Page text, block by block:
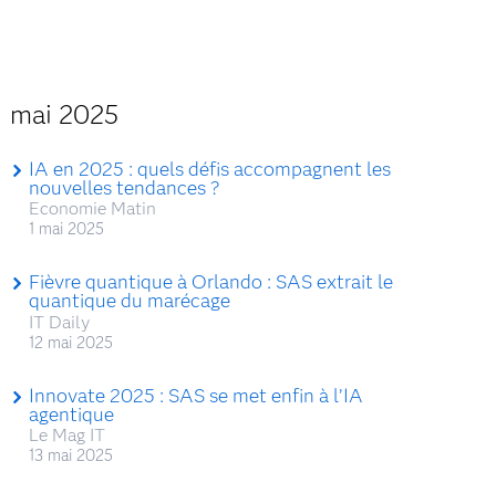
mai 2025
IA en 2025 : quels défis accompagnent les
nouvelles tendances ?
Economie Matin
1 mai 2025
Fièvre quantique à Orlando : SAS extrait le
quantique du marécage
IT Daily
12 mai 2025
Innovate 2025 : SAS se met enfin à l’IA
agentique
Le Mag IT
13 mai 2025